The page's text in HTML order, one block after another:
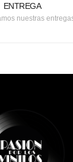
ENTREGA
nuestras